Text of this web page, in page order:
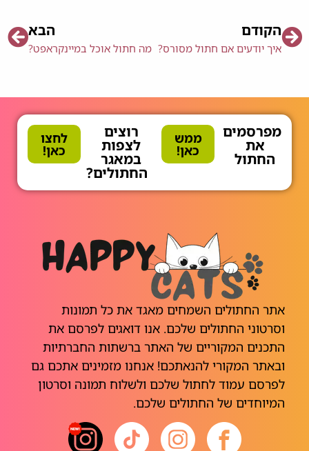
הקודם
איך יודעים אם חתול מסורס?
הבא
מה חתול אוכל במיינקראפט?
מפרסמים
את
החתול
ממש
כאן!
רוצים
לצפות
במאגר
החתולים?
לחצו
כאן!
אתר החתולים השמחים מאגד את כל תמונות
וסרטוני החתולים שלכם. אנו דואגים לפרסם את
התכנים המקוריים של האתר ברשתות החברתיות
ובאתר המקורי להנאתכם! אנחנו מזמינים אתכם גם
לפרסם עמוד לחתול שלכם ולשלוח תמונה וסרטון
המיוחדים של החתולים שלכם.